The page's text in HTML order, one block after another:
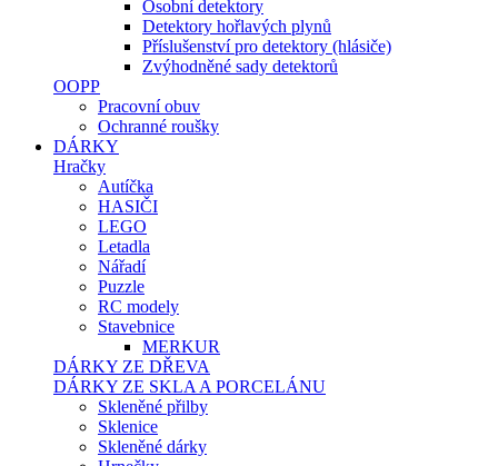
Osobní detektory
Detektory hořlavých plynů
Příslušenství pro detektory (hlásiče)
Zvýhodněné sady detektorů
OOPP
Pracovní obuv
Ochranné roušky
DÁRKY
Hračky
Autíčka
HASIČI
LEGO
Letadla
Nářadí
Puzzle
RC modely
Stavebnice
MERKUR
DÁRKY ZE DŘEVA
DÁRKY ZE SKLA A PORCELÁNU
Skleněné přilby
Sklenice
Skleněné dárky